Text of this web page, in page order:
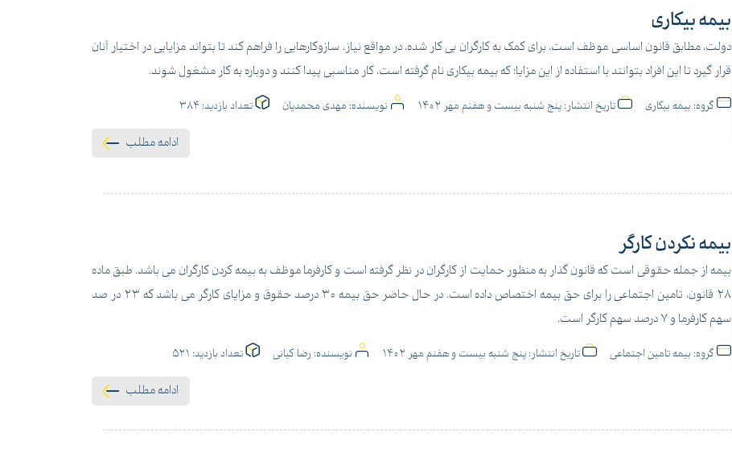
بیمه بیکاری
دولت، مطابق قانون اساسی موظف است، برای کمک به کارگران بی کار شده، در مواقع نیاز، سازوکارهایی را فراهم کند تا بتواند مزایایی در اختیار آنان
قرار گیرد تا این افراد بتوانند با استفاده از این مزایا؛ که بیمه بیکاری نام گرفته است، کار مناسبی پیدا کنند و دوباره به کار مشغول شوند.
گروه: بیمه بیکاری تاریخ انتشار: پنج شنبه بیست و هفنم مهر 1402 نویسنده: مهدی محمدیان تعداد بازدید:
ادامه مطلب
بیمه نکردن کارگر
بیمه از جمله حقوقی است که قانون گذار به منظور حمایت از کارگران در نظر گرفته است و کارفرما موظف به بیمه کردن کارگران می باشد. طبق ماده
28 قانون، تامین اجتماعی را برای حق بیمه اختصاص داده است. در حال حاضر حق بیمه 30 درصد حقوق و مزایای کارگر می باشد که 23 در صد
سهم کارفرما و 7 درصد سهم کارگر است.
گروه: بیمه تامین اجتماعی تاریخ انتشار: پنج شنبه بیست و هفنم مهر 1402 نویسنده: رضا کیانی تعداد بازدید:
ادامه مطلب